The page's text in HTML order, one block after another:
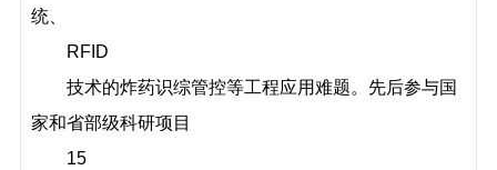
统、
RFID
技术的炸药识综管控等工程应用难题。先后参与国
家和省部级科研项目
15